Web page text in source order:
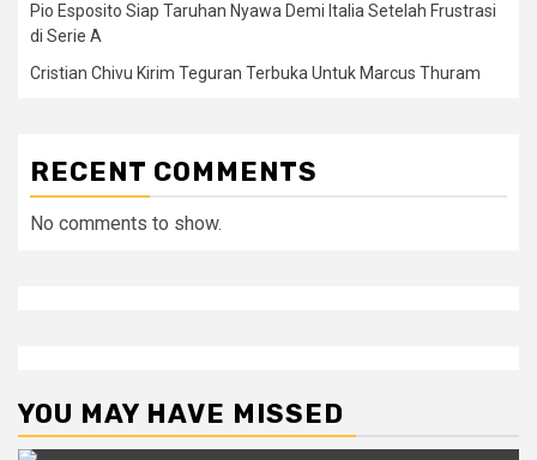
Pio Esposito Siap Taruhan Nyawa Demi Italia Setelah Frustrasi
di Serie A
Cristian Chivu Kirim Teguran Terbuka Untuk Marcus Thuram
RECENT COMMENTS
No comments to show.
YOU MAY HAVE MISSED